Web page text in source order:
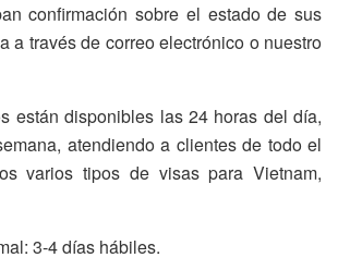
confirmación sobre el estado de sus
a través de correo electrónico o nuestro
están disponibles las 24 horas del día,
atendiendo a clientes de todo el
varios tipos de visas para Vietnam,
3-4 días hábiles.